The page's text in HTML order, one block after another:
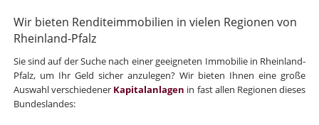
Wir bieten Renditeimmobilien in vielen Regionen von
Rheinland-Pfalz
Sie sind auf der Suche nach einer geeigneten Immobilie in Rheinland-
Pfalz, um Ihr Geld sicher anzulegen? Wir bieten Ihnen eine große
Auswahl verschiedener Kapitalanlagen in fast allen Regionen dieses
Bundeslandes: